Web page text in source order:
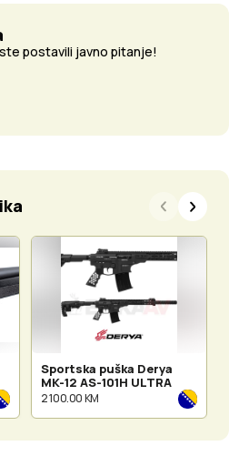
postavili javno pitanje!
Sportska puška Derya
MK-12 AS-101H ULTRA
2 100.00 KM